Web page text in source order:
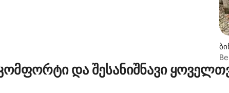
და შესანიშნავი